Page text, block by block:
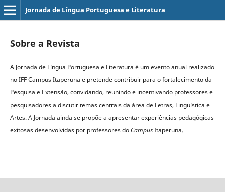
Jornada de Língua Portuguesa e Literatura
Sobre a Revista
A Jornada de Língua Portuguesa e Literatura é um evento anual realizado
no IFF Campus Itaperuna e pretende contribuir para o fortalecimento da
Pesquisa e Extensão, convidando, reunindo e incentivando professores e
pesquisadores a discutir temas centrais da área de Letras, Linguística e
Artes. A Jornada ainda se propõe a apresentar experiências pedagógicas
exitosas desenvolvidas por professores doCampusItaperuna.